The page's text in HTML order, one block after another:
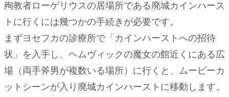
ン
ハ
ー
ス
ト
へ
行
殉教者ローゲリウスの居場所である廃城カインハース
トに行くには幾つかの手続きが必要です。
まずヨセフカの診療所で「カインハーストへの招待
状」を入手し、ヘムヴィックの魔女の館近くにある広
場（両手斧男が複数いる場所）に行くと、ムービーカ
ットシーンが入り廃城カインハーストに移動します。